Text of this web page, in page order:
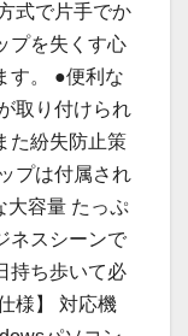
式で片手でか
プを失くす心
す。 ●便利な
取り付けられ
た紛失防止策
プは付属され
大容量 たっぷ
ネスシーンで
持ち歩いて必
様】 対応機